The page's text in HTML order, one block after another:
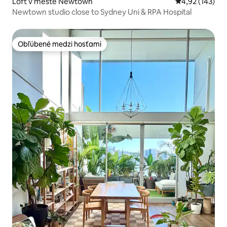
Newtown studio close to Sydney Uni & RPA Hospital
Obľúbené medzi hosťami
Obľúbené medzi hosťami